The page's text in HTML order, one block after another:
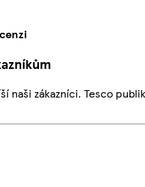
naši zákazníci. Tesco